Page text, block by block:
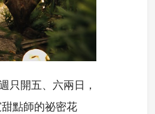
只開五、六兩日，
點師的祕密花